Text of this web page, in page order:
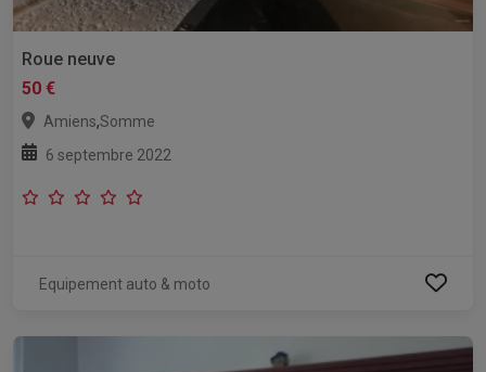
Roue neuve
50 €
Amiens,Somme
6 septembre 2022
Equipement auto & moto